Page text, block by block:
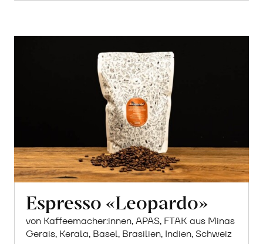
Espresso «Leopardo»
von Kaffeemacher:innen, APAS, FTAK aus Minas
Gerais, Kerala, Basel, Brasilien, Indien, Schweiz